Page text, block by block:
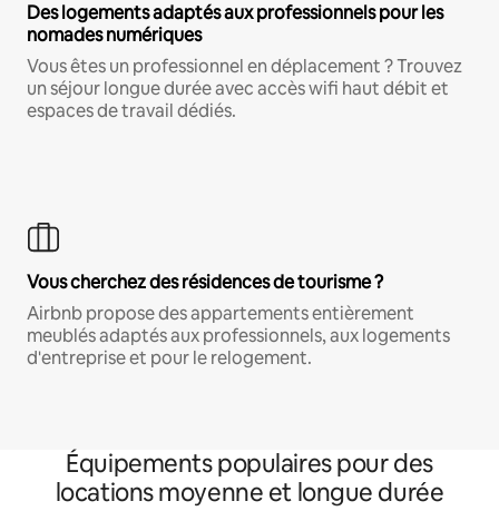
Des logements adaptés aux professionnels pour les
nomades numériques
Vous êtes un professionnel en déplacement ? Trouvez
un séjour longue durée avec accès wifi haut débit et
espaces de travail dédiés.
Vous cherchez des résidences de tourisme ?
Airbnb propose des appartements entièrement
meublés adaptés aux professionnels, aux logements
d'entreprise et pour le relogement.
Équipements populaires pour des
locations moyenne et longue durée